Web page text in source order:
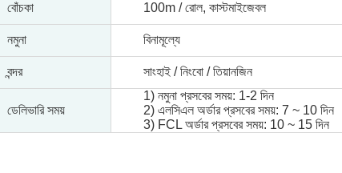
বোঁচকা 100m / রোল, কাস্টমাইজেবল
নমুনা বিনামূল্যে
বন্দর সাংহাই / নিংবো / তিয়ানজিন
ডেলিভারি সময়
1) নমুনা প্রসবের সময়: 1-2 দিন
2) এলসিএল অর্ডার প্রসবের সময়: 7 ~ 10 দিন
3) FCL অর্ডার প্রসবের সময়: 10 ~ 15 দিন